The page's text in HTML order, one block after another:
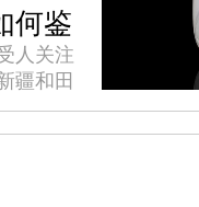
白无暇
着戴着
中的
何鉴
人关注
疆和田
温、
格以克
玉白